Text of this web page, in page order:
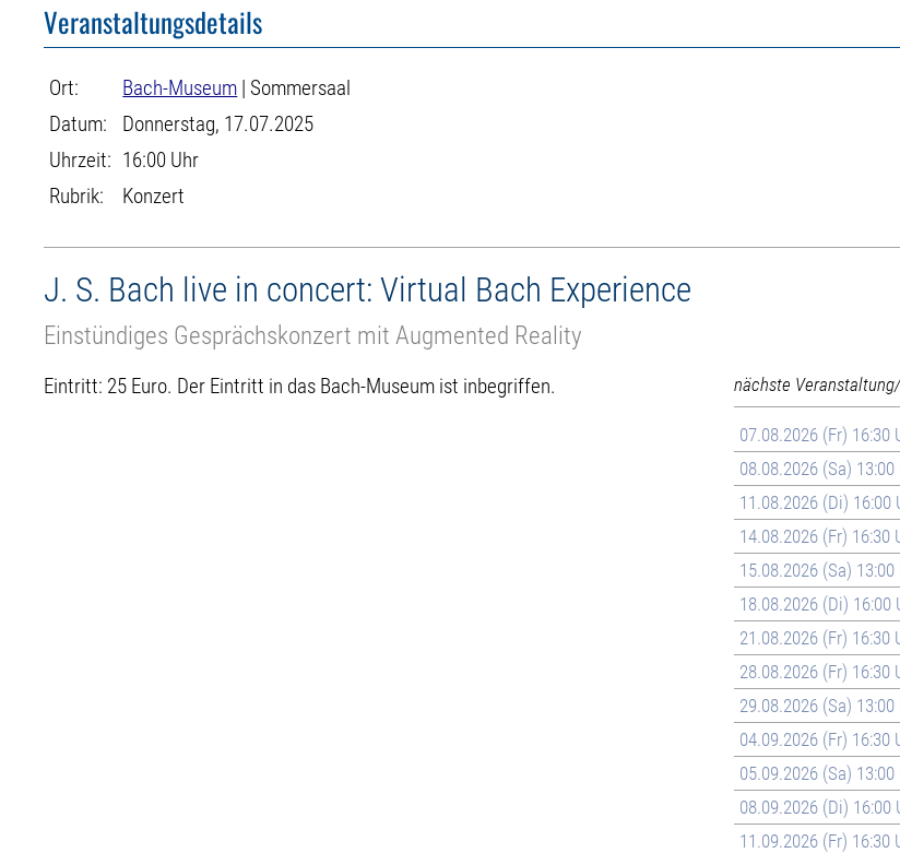
Veranstaltungsdetails
Ort: Bach-Museum | Sommersaal
Datum:
Donnerstag, 17.07.2025
Uhrzeit: 16:00 Uhr
Rubrik:
Konzert
J. S. Bach live in concert: Virtual Bach Experience
Einstündiges Gesprächskonzert mit Augmented Reality
Eintritt: 25 Euro. Der Eintritt in das Bach-Museum ist inbegriffen. nächste
07.08.2026 (Fr) 16:30
08.08.2026 (Sa) 13:00
11.08.2026 (Di) 16:00
14.08.2026 (Fr) 16:30
15.08.2026 (Sa) 13:00
18.08.2026 (Di) 16:00
21.08.2026 (Fr) 16:30
28.08.2026 (Fr) 16:30
29.08.2026 (Sa) 13:00
04.09.2026 (Fr) 16:30
05.09.2026 (Sa) 13:00
08.09.2026 (Di) 16:00
11.09.2026 (Fr) 16:30